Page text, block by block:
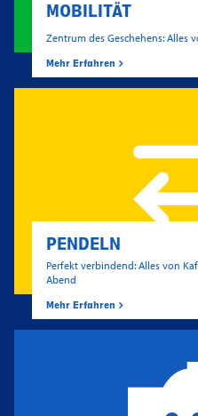
MOBILITÄT
Zentrum des Geschehens: Alles
Mehr Erfahren
PENDELN
Perfekt verbindend: Alles von
Abend
Mehr Erfahren